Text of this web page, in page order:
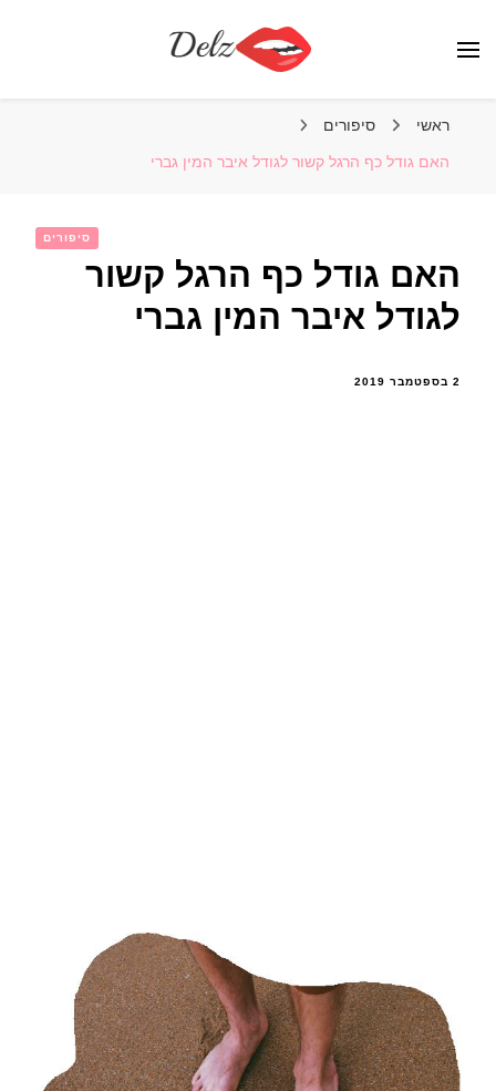
ראשי סיפורים
האם גודל כף הרגל קשור לגודל איבר המין גברי
סיפורים
האם גודל כף הרגל קשור
לגודל איבר המין גברי
2 בספטמבר 2019